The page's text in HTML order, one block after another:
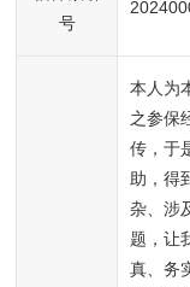
号
本人为
之参保
传，于
助，得
杂、涉
题，让
真、务